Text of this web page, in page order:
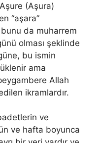
(Aşura)
“aşara”
da muharrem
olması şeklinde
bu ismin
ama
Allah
ikramlardır.
ve
ve hafta boyunca